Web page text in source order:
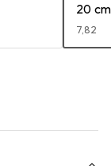
20 cm
EUR
7,82